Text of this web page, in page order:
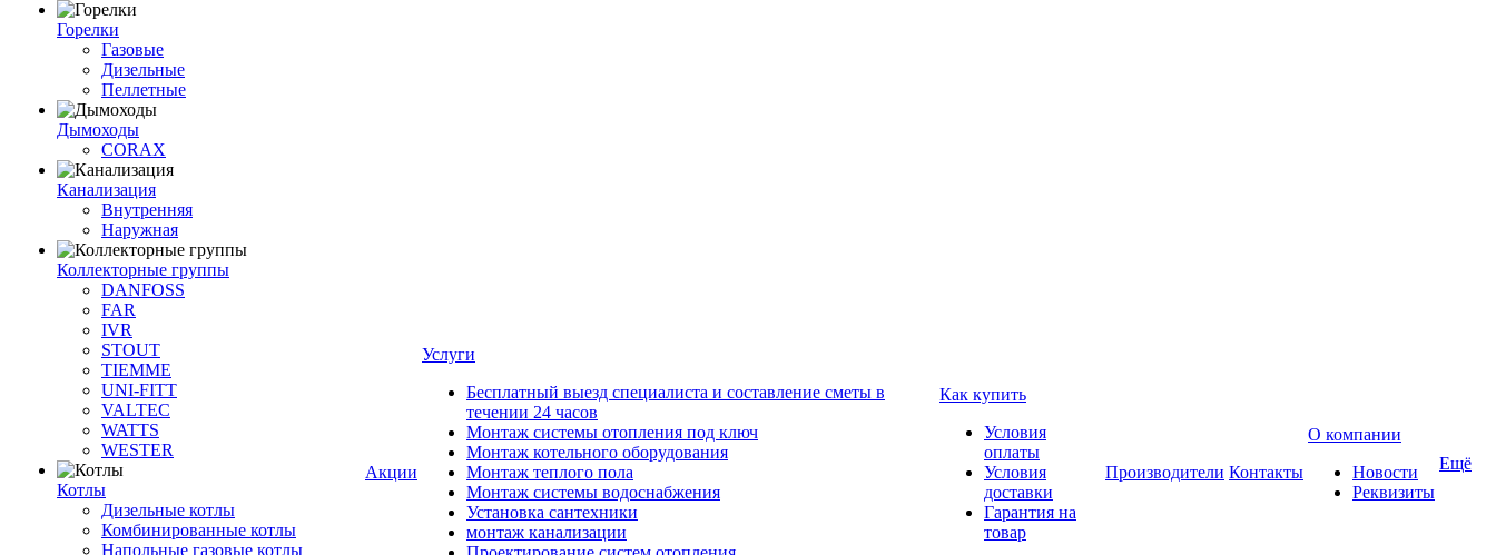
Горелки
Газовые
Дизельные
Пеллетные
Дымоходы
CORAX
Канализация
Внутренняя
Наружная
Коллекторные группы
DANFOSS
FAR
IVR
STOUT
TIEMME
UNI-FITT
VALTEC
WATTS
WESTER
Котлы
Дизельные котлы
Комбинированные котлы
Напольные газовые котлы
Акции
Услуги
Бесплатный выезд специалиста и составление сметы в
течении 24 часов
Монтаж системы отопления под ключ
Монтаж котельного оборудования
Монтаж теплого пола
Монтаж системы водоснабжения
Установка сантехники
монтаж канализации
Как купить
Условия
оплаты
Условия
доставки
Гарантия на
товар
Производители Контакты
О компании
Новости
Реквизиты
Ещё